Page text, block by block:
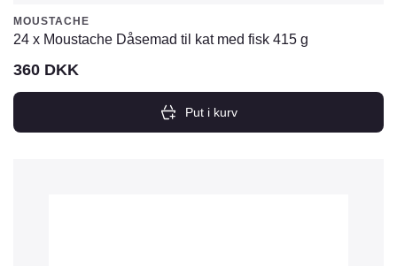
MOUSTACHE
24 x Moustache Dåsemad til kat med fisk 415 g
360 DKK
Put i kurv